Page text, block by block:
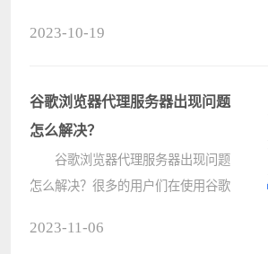
到的问题，那我们该怎么解决呢？下
面，小????
2023-10-19
谷歌浏览器代理服务器出现问题
怎么解决？
谷歌浏览器代理服务器出现问题
怎么解决？很多的用户们在使用谷歌
2023-11-06